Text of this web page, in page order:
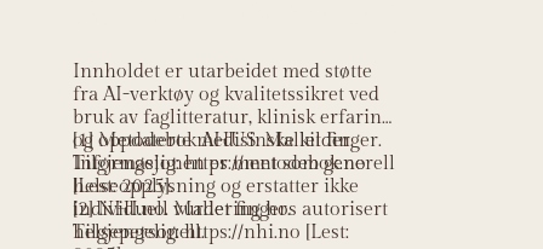
Innholdet er utarbeidet med støtte
fra AI-verktøy og kvalitetssikret ved
bruk av faglitteratur, klinisk erfaring
og oppdaterte medisinske kilder.
Informasjonen er ment som generell
helseopplysning og erstatter ikke
individuell vurdering hos autorisert
helsepersonell.
[1] Metodebok AHUS. Mallet finger.
Tilgjengelig: https://metodebok.no
[Lest: 2025].
[2] NHI.no. Mallet finger.
Tilgjengelig: https://nhi.no [Lest: